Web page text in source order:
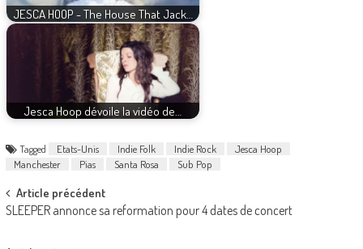
JESCA HOOP - The House That Jack…
Jesca Hoop dévoile la vidéo de…
Tagged Etats-Unis Indie Folk Indie Rock
Jesca Hoop
Manchester
Pias Santa Rosa Sub Pop
Post
navigation
Article précédent
SLEEPER annonce sa reformation pour 4 dates de concert